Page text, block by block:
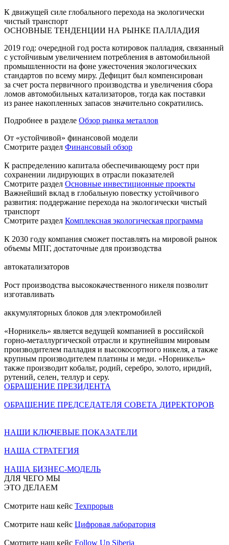
К движущей силе глобального перехода на экологически
чистый транспорт
ОСНОВНЫЕ ТЕНДЕНЦИИ НА РЫНКЕ ПАЛЛАДИЯ
2019 год: очередной год роста котировок палладия, связанный
с устойчивым увеличением потребления в автомобильной
промышленности на фоне ужесточения экологических
стандартов по всему миру. Дефицит был компенсирован
за счет роста первичного производства и увеличения сбора
ломов автомобильных катализаторов, тогда как поставки
из ранее накопленных запасов значительно сократились.
Подробнее в разделе Обзор рынка металлов
От «устойчивой» финансовой модели
Смотрите раздел Финансовый обзор
К распределению капитала обеспечивающему рост при
сохранении лидирующих в отрасли показателей
Смотрите раздел Основные инвестиционные проекты
Важнейший вклад в глобальную повестку устойчивого
развития: поддержание перехода на экологически чистый
транспорт
Смотрите раздел Комплексная экологическая программа
К 2030 году компания сможет поставлять на мировой рынок
объемы МПГ, достаточные для производства
автокатализаторов
Рост производства высококачественного никеля позволит
изготавливать
аккумуляторных блоков для электромобилей
«Норникель» является ведущей компанией в российской
горно-металлургической отрасли и крупнейшим мировым
производителем палладия и высокосортного никеля, а также
крупным производителем платины и меди. «Норникель»
также производит кобальт, родий, серебро, золото, иридий,
рутений, селен, теллур и серу.
ОБРАЩЕНИЕ ПРЕЗИДЕНТА
ОБРАЩЕНИЕ ПРЕДСЕДАТЕЛЯ СОВЕТА ДИРЕКТОРОВ
НАШИ КЛЮЧЕВЫЕ ПОКАЗАТЕЛИ
НАША СТРАТЕГИЯ
НАША БИЗНЕС-МОДЕЛЬ
ДЛЯ ЧЕГО МЫ
ЭТО ДЕЛАЕМ
Смотрите наш кейс Техпрорыв
Смотрите наш кейс Цифровая лаборатория
Смотрите наш кейс Follow Up Siberia